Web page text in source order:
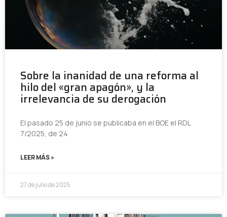
Sobre la inanidad de una reforma al
hilo del «gran apagón», y la
irrelevancia de su derogación
El pasado 25 de junio se publicaba en el BOE el RDL
7/2025, de 24
LEER MÁS »
27 de julio de 2025